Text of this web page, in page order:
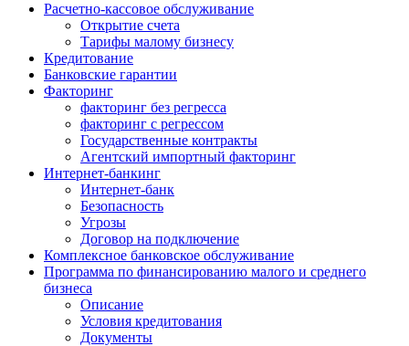
Расчетно-кассовое обслуживание
Открытие счета
Тарифы малому бизнесу
Кредитование
Банковские гарантии
Факторинг
факторинг без регресса
факторинг с регрессом
Государственные контракты
Агентский импортный факторинг
Интернет-банкинг
Интернет-банк
Безопасность
Угрозы
Договор на подключение
Комплексное банковское обслуживание
Программа по финансированию малого и среднего
бизнеса
Описание
Условия кредитования
Документы